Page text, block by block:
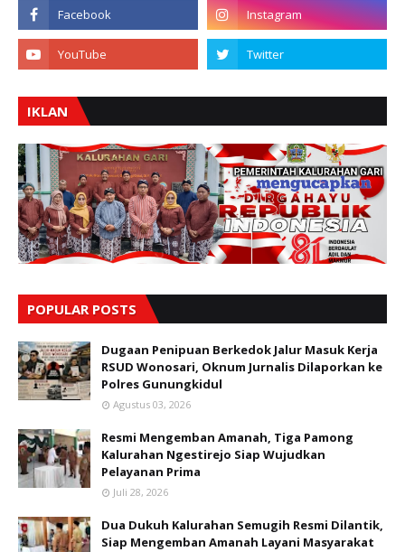
IKLAN
POPULAR POSTS
Dugaan Penipuan Berkedok Jalur Masuk Kerja
RSUD Wonosari, Oknum Jurnalis Dilaporkan ke
Polres Gunungkidul
Agustus 03, 2026
Resmi Mengemban Amanah, Tiga Pamong
Kalurahan Ngestirejo Siap Wujudkan
Pelayanan Prima
Juli 28, 2026
Dua Dukuh Kalurahan Semugih Resmi Dilantik,
Siap Mengemban Amanah Layani Masyarakat